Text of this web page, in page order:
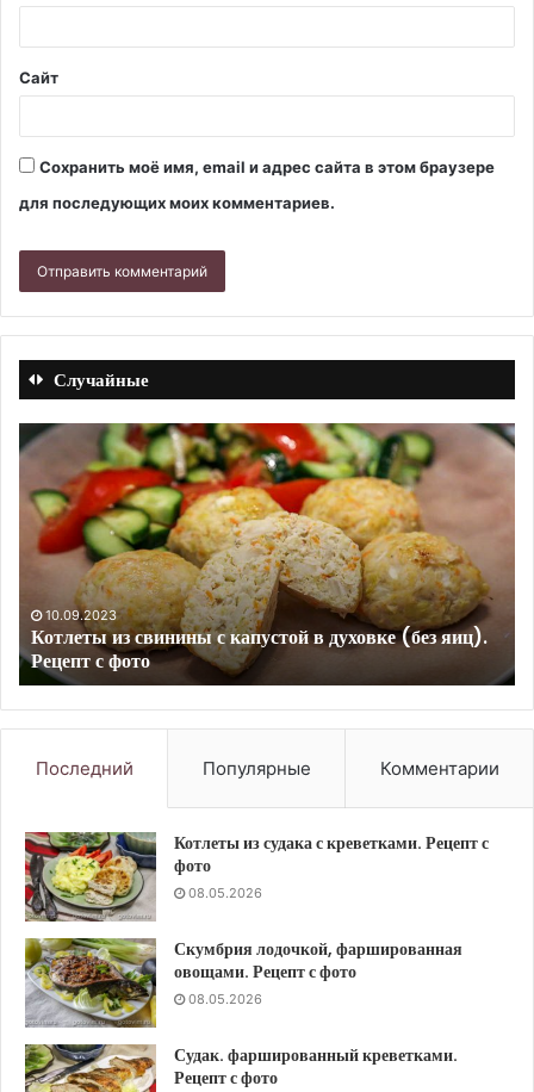
Сайт
Сохранить моё имя, email и адрес сайта в этом браузере
для последующих моих комментариев.
Случайные
Брюссельская
капуста
кляре.
Рецепт
10.09.2023
Брюссельская капуста в кляре. Рецепт с фото
Последний Популярные Комментарии
Котлеты из судака с креветками. Рецепт с
фото
08.05.2026
Скумбрия лодочкой, фаршированная
овощами. Рецепт с фото
08.05.2026
Судак. фаршированный креветками.
Рецепт с фото